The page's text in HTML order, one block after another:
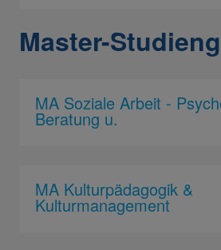
Master-
MA Soziale Arbeit -
Beratung u.
MA Kulturpädagogik &
Kulturmanagement